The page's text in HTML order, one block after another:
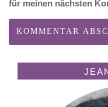
für meinen nächsten